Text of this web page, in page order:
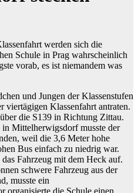
werden sich die
Schule in Prag wahrscheinlich
vorab, es ist niemandem was
und Jungen der Klassenstufen
viertägigen Klassenfahrt antraten.
die S139 in Richtung Zittau.
Mittelherwigsdorf musste der
weil die 3,6 Meter hohe
Bus einfach zu niedrig war.
Fahrzeug mit dem Heck auf.
schwere Fahrzeug aus der
musste ein
organisierte die Schule einen